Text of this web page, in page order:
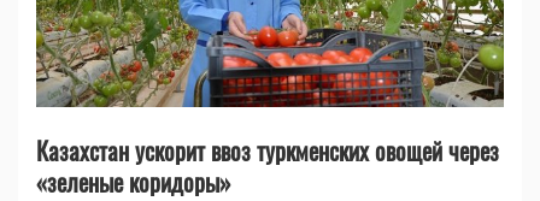
Казахстан ускорит ввоз туркменских овощей через
«зеленые коридоры»